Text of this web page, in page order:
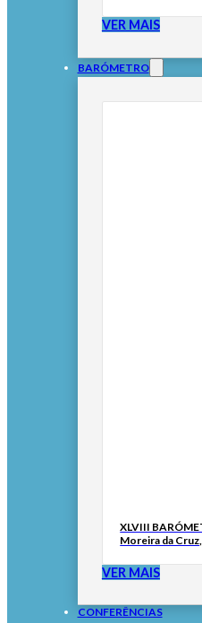
VER MAIS
BARÓMETRO
XLVIII
Moreira da
VER MAIS
CONFERÊNCIAS